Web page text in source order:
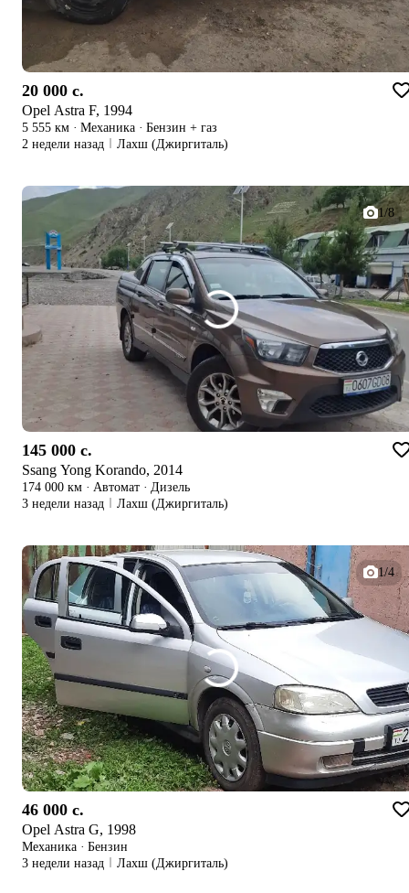
20 000 c.
Opel Astra F, 1994
5 555 км · Механика · Бензин + газ
2 недели назад
Лахш (Джиргиталь)
1/8
145 000 c.
Ssang Yong Korando, 2014
174 000 км · Автомат · Дизель
3 недели назад
Лахш (Джиргиталь)
1/4
46 000 c.
Opel Astra G, 1998
Механика · Бензин
3 недели назад
Лахш (Джиргиталь)